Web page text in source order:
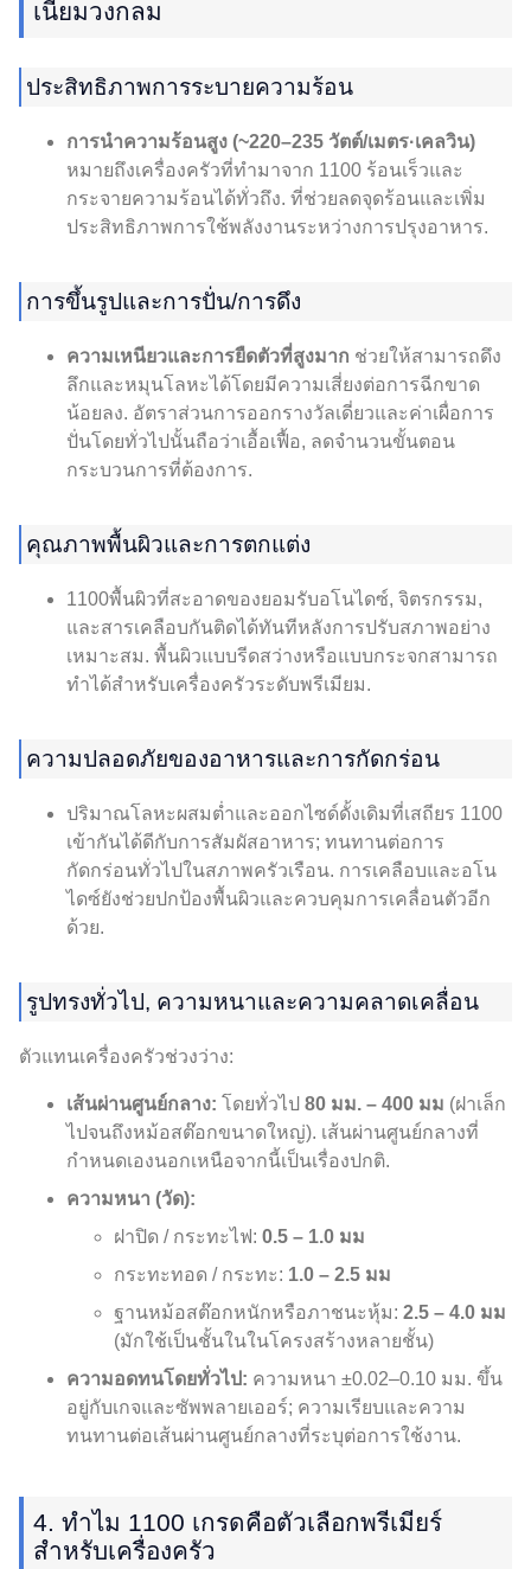
เนียมวงกลม
ประสิทธิภาพการระบายความร้อน
การนำความร้อนสูง (~220–235 วัตต์/เมตร·เคลวิน)
หมายถึงเครื่องครัวที่ทำมาจาก 1100 ร้อนเร็วและ
กระจายความร้อนได้ทั่วถึง. ที่ช่วยลดจุดร้อนและเพิ่ม
ประสิทธิภาพการใช้พลังงานระหว่างการปรุงอาหาร.
การขึ้นรูปและการปั่น/การดึง
ความเหนียวและการยืดตัวที่สูงมาก ช่วยให้สามารถดึง
ลึกและหมุนโลหะได้โดยมีความเสี่ยงต่อการฉีกขาด
น้อยลง. อัตราส่วนการออกรางวัลเดี่ยวและค่าเผื่อการ
ปั่นโดยทั่วไปนั้นถือว่าเอื้อเฟื้อ, ลดจำนวนขั้นตอน
กระบวนการที่ต้องการ.
คุณภาพพื้นผิวและการตกแต่ง
1100พื้นผิวที่สะอาดของยอมรับอโนไดซ์, จิตรกรรม,
และสารเคลือบกันติดได้ทันทีหลังการปรับสภาพอย่าง
เหมาะสม. พื้นผิวแบบรีดสว่างหรือแบบกระจกสามารถ
ทำได้สำหรับเครื่องครัวระดับพรีเมียม.
ความปลอดภัยของอาหารและการกัดกร่อน
ปริมาณโลหะผสมต่ำและออกไซด์ดั้งเดิมที่เสถียร 1100
เข้ากันได้ดีกับการสัมผัสอาหาร; ทนทานต่อการ
กัดกร่อนทั่วไปในสภาพครัวเรือน. การเคลือบและอโน
ไดซ์ยังช่วยปกป้องพื้นผิวและควบคุมการเคลื่อนตัวอีก
ด้วย.
รูปทรงทั่วไป, ความหนาและความคลาดเคลื่อน
ตัวแทนเครื่องครัวช่วงว่าง:
เส้นผ่านศูนย์กลาง: โดยทั่วไป 80 มม. – 400 มม (ฝาเล็ก
ไปจนถึงหม้อสต๊อกขนาดใหญ่). เส้นผ่านศูนย์กลางที่
กำหนดเองนอกเหนือจากนี้เป็นเรื่องปกติ.
ความหนา (วัด):
ฝาปิด / กระทะไฟ: 0.5 – 1.0 มม
กระทะทอด / กระทะ: 1.0 – 2.5 มม
ฐานหม้อสต๊อกหนักหรือภาชนะหุ้ม: 2.5 – 4.0 มม
(มักใช้เป็นชั้นในในโครงสร้างหลายชั้น)
ความอดทนโดยทั่วไป: ความหนา ±0.02–0.10 มม. ขึ้น
อยู่กับเกจและซัพพลายเออร์; ความเรียบและความ
ทนทานต่อเส้นผ่านศูนย์กลางที่ระบุต่อการใช้งาน.
4. ทำไม 1100 เกรดคือตัวเลือกพรีเมียร์
สำหรับเครื่องครัว